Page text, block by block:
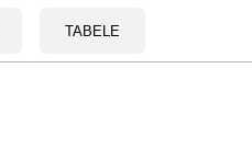
TABELE